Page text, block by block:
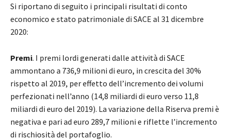
Si riportano di seguito i principali risultati di conto
economico e stato patrimoniale di SACE al 31 dicembre
2020:
Premi. I premi lordi generati dalle attività di SACE
ammontano a 736,9 milioni di euro, in crescita del 30%
rispetto al 2019, per effetto dell’incremento dei volumi
perfezionati nell’anno (14,8 miliardi di euro verso 11,8
miliardi di euro del 2019). La variazione della Riserva premi è
negativa e pari ad euro 289,7 milioni e riflette l’incremento
di rischiosità del portafoglio.